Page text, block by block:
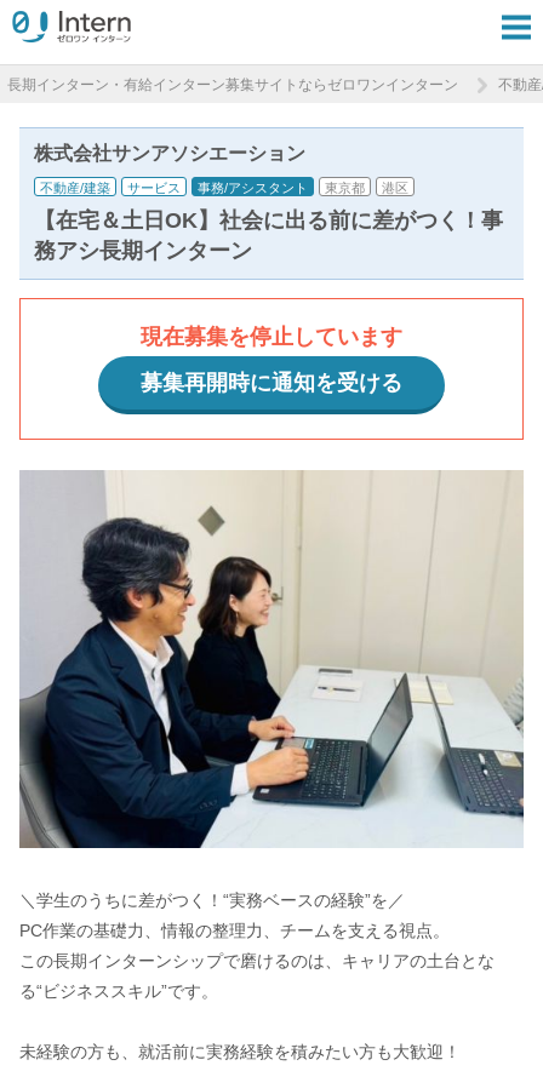
長期インターン・有給インターン募集サイトならゼロワンインターン 不動
株式会社サンアソシエーション
不動産/建築 サービス 事務/アシスタント 東京都 港区
【在宅＆土日OK】社会に出る前に差がつく！事
務アシ長期インターン
現在募集を停止しています
募集再開時に通知を受ける
＼学生のうちに差がつく！“実務ベースの経験”を／
PC作業の基礎力、情報の整理力、チームを支える視点。
この長期インターンシップで磨けるのは、キャリアの土台とな
る“ビジネススキル”です。
未経験の方も、就活前に実務経験を積みたい方も大歓迎！